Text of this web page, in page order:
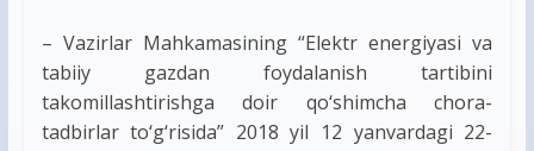
– Vazirlar Mahkamasining “Elektr energiyasi va
tabiiy gazdan foydalanish tartibini
takomillashtirishga doir qo‘shimcha chora-
tadbirlar to‘g‘risida” 2018 yil 12 yanvardagi 22-